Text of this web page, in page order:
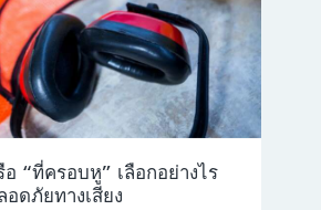
“ที่ครอบหู” เลือกอย่างไร
ดภัยทางเสียง